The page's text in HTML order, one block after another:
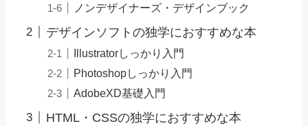
ノンデザイナーズ・デザインブック
デザインソフトの独学におすすめな本
Illustratorしっかり入門
Photoshopしっかり入門
AdobeXD基礎入門
HTML・CSSの独学におすすめな本